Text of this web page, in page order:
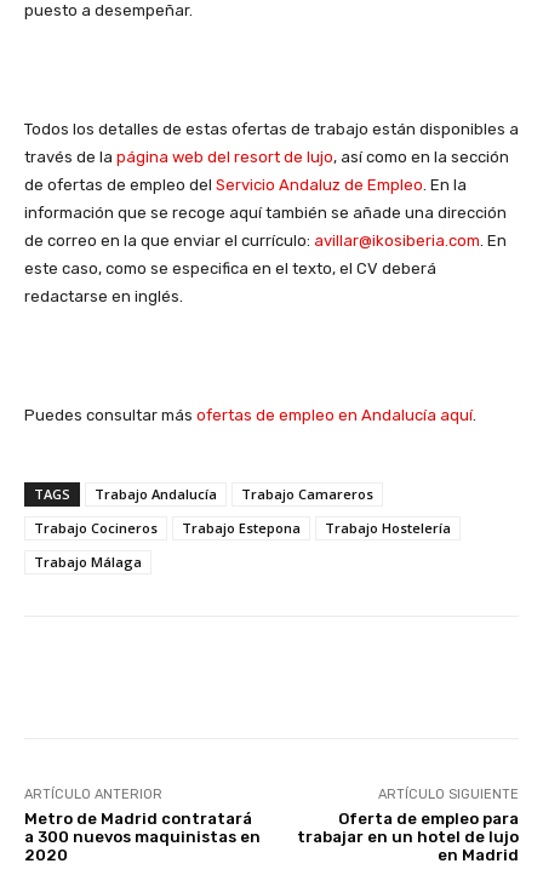
puesto a desempeñar.
Todos los detalles de estas ofertas de trabajo están disponibles a
través de la página web del resort de lujo, así como en la sección
de ofertas de empleo del Servicio Andaluz de Empleo. En la
información que se recoge aquí también se añade una dirección
de correo en la que enviar el currículo: avillar@ikosiberia.com. En
este caso, como se especifica en el texto, el CV deberá
redactarse en inglés.
Puedes consultar más ofertas de empleo en Andalucía aquí.
TAGS Trabajo Andalucía
Trabajo Camareros
Trabajo Cocineros
Trabajo Estepona
Trabajo Hostelería
Trabajo Málaga
ARTÍCULO ANTERIOR
Metro de Madrid contratará
a 300 nuevos maquinistas en
2020
ARTÍCULO SIGUIENTE
Oferta de empleo para
trabajar en un hotel de lujo
en Madrid